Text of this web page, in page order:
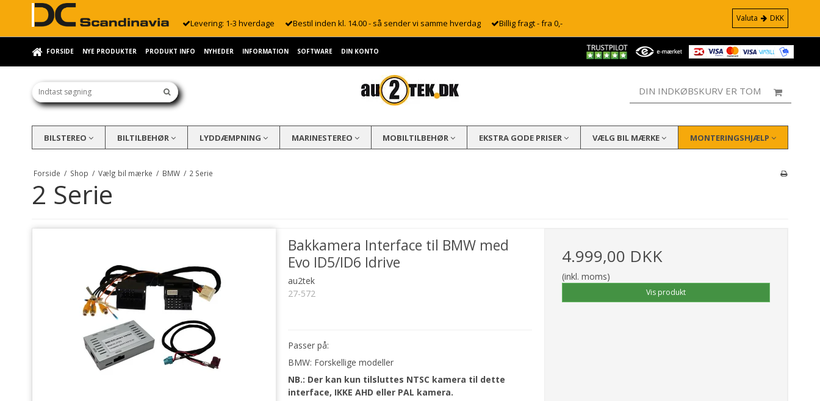
Levering: 1-3 hverdage Bestil inden kl. 14.00 - så sender vi samme hverdag Billig fragt - fra 0,- Valuta DKK
FORSIDE NYE PRODUKTER PRODUKT INFO NYHEDER INFORMATION SOFTWARE DIN KONTO
DIN INDKØBSKURV ER TOM
BILSTEREO BILTILBEHØR LYDDÆMPNING MARINESTEREO MOBILTILBEHØR EKSTRA GODE PRISER VÆLG BIL MÆRKE MONTERINGSHJÆLP
Forside / Shop / Vælg bil mærke / BMW / 2 Serie
2 Serie
Bakkamera Interface til BMW med
Evo ID5/ID6 Idrive
au2tek
27-572
Passer på:
BMW: Forskellige modeller
NB.: Der kan kun tilsluttes NTSC kamera til dette
interface, IKKE AHD eller PAL kamera.
4.999,00 DKK
(inkl. moms)
Vis produkt